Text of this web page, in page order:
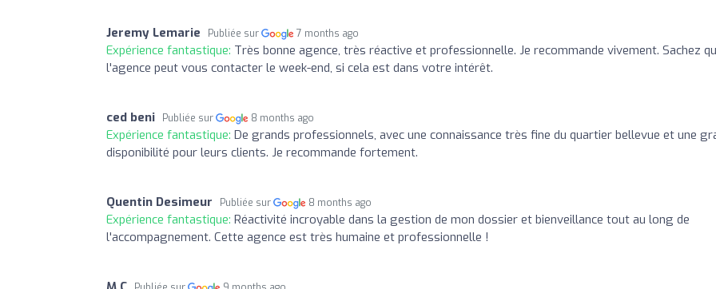
Jeremy Lemarie Publiée sur 7 months ago
Expérience fantastique: Très bonne agence, très réactive et professionnelle. Je recommande vivement. Sachez
l'agence peut vous contacter le week-end, si cela est dans votre intérêt.
ced beni Publiée sur 8 months ago
Expérience fantastique: De grands professionnels, avec une connaissance très fine du quartier bellevue et une
disponibilité pour leurs clients. Je recommande fortement.
Quentin Desimeur Publiée sur 8 months ago
Expérience fantastique: Réactivité incroyable dans la gestion de mon dossier et bienveillance tout au long de
l'accompagnement. Cette agence est très humaine et professionnelle !